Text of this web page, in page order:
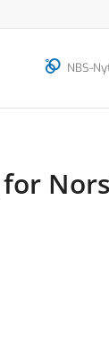
NBS-